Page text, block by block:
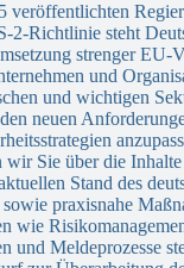
veröffentlichten
2-Richtlinie steht
strenger EU-
und
und wichtigen
neuen
wir Sie über die
Stand des
sowie praxisnahe
wie
und Meldeprozesse